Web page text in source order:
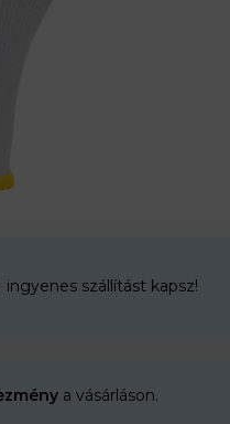
ingyenes szállítást kapsz!
a vásárláson.